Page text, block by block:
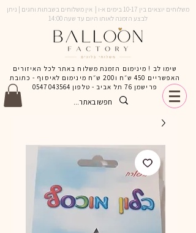
משלוחים יוצאים בין 10-17 בימים א-ו | אין משלוחים בשבתות וחגים | ניתן
לבצע הזמנה לאותו היום עד שעה 14:00
שימו לב ! מינימום הזמנת משלוח באתר לכל האיזורים
האפשריים 450 ש״ח ו200 ש״ח מינימום לאיסוף - כתובת
פרישמן 76 תל אביב - טלפון
0547043564